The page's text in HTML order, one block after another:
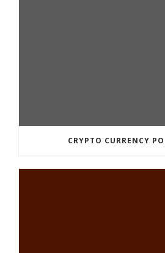
CRYPTO CURRENCY